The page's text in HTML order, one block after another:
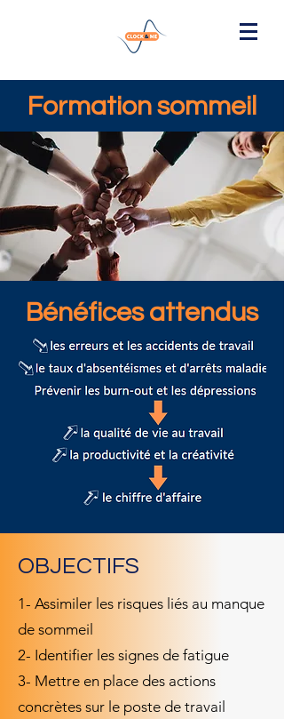
Formation sommeil
Bénéfices attendus
OBJECTIFS
1- Assimiler les risques liés au manque
de sommeil
2- Identifier les signes de fatigue
3- Mettre en place des actions
concrètes sur le poste de travail